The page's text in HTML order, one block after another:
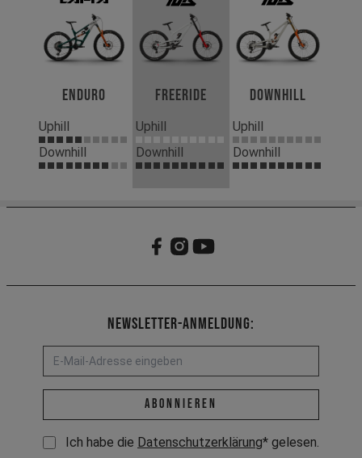
Enduro
Uphill
Downhill
Freeride
Uphill
Downhill
Downhill
Uphill
Downhill
Newsletter-Anmeldung:
E-Mail-Adresse *
abonnieren
Ich habe die Datenschutzerklärung* gelesen.